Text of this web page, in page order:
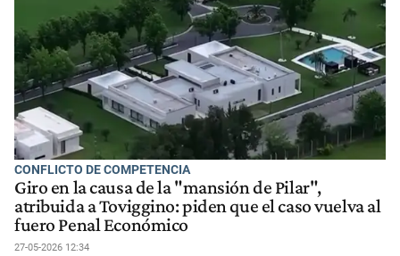
CONFLICTO DE COMPETENCIA
Giro en la causa de la "mansión de Pilar",
atribuida a Toviggino: piden que el caso vuelva al
fuero Penal Económico
27-05-2026 12:34